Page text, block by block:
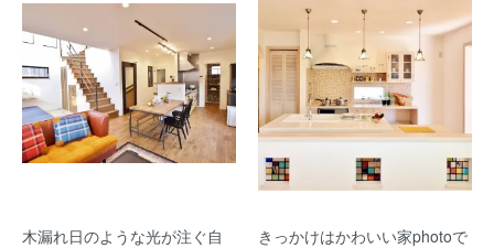
木漏れ日のような光が注ぐ自
きっかけはかわいい家photoで